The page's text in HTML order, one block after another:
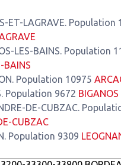
ET-LAGRAVE. Population
LES-BAINS. Population
BAINS
Population 10975
Population 9672 BIGANOS
DE-CUBZAC.
CUBZAC
Population 9309